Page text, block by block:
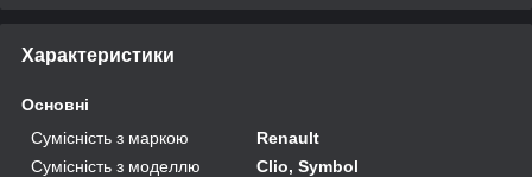
Характеристики
Основні
Сумісність з маркою
Renault
Сумісність з моделлю
Clio, Symbol